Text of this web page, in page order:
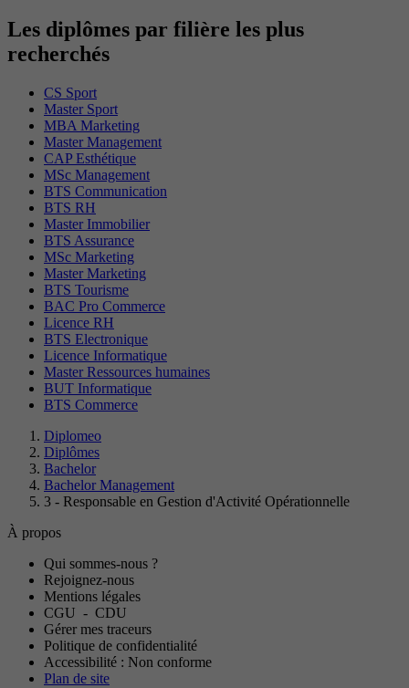
Les diplômes par filière les plus
recherchés
CS Sport
Master Sport
MBA Marketing
Master Management
CAP Esthétique
MSc Management
BTS Communication
BTS RH
Master Immobilier
BTS Assurance
MSc Marketing
Master Marketing
BTS Tourisme
BAC Pro Commerce
Licence RH
BTS Electronique
Licence Informatique
Master Ressources humaines
BUT Informatique
BTS Commerce
Diplomeo
Diplômes
Bachelor
Bachelor Management
3 - Responsable en Gestion d'Activité Opérationnelle
À propos
Qui sommes-nous ?
Rejoignez-nous
Mentions légales
CGU - CDU
Gérer mes traceurs
Politique de confidentialité
Accessibilité : Non conforme
Plan de site